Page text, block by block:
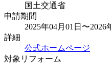
国土交通省
申請期間
2025年04月01日〜2026
詳細
公式ホームページ
対象リフォーム